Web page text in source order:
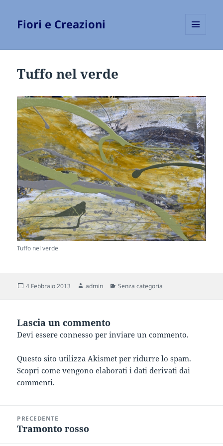
Fiori e Creazioni
Tuffo nel verde
Tuffo nel verde
Scritto
4 Febbraio 2013 Autore
admin Categorie
Senza categoria
Lascia un commento
Devi essereconnesso per inviare un commento.
Questo sito utilizza Akismet per ridurre lo spam.
Scopri come vengono elaborati i dati derivati dai
commenti.
articoliPRECEDENTE
Articolo
Tramonto rosso